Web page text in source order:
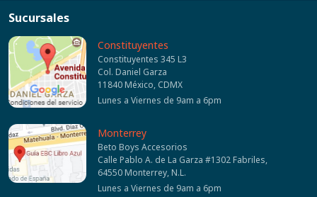
Sucursales
Constituyentes
Constituyentes 345 L3
Col. Daniel Garza
11840 México, CDMX
Lunes a Viernes de 9am a 6pm
Monterrey
Beto Boys Accesorios
Calle Pablo A. de La Garza #1302 Fabriles,
64550 Monterrey, N.L.
Lunes a Viernes de 9am a 6pm